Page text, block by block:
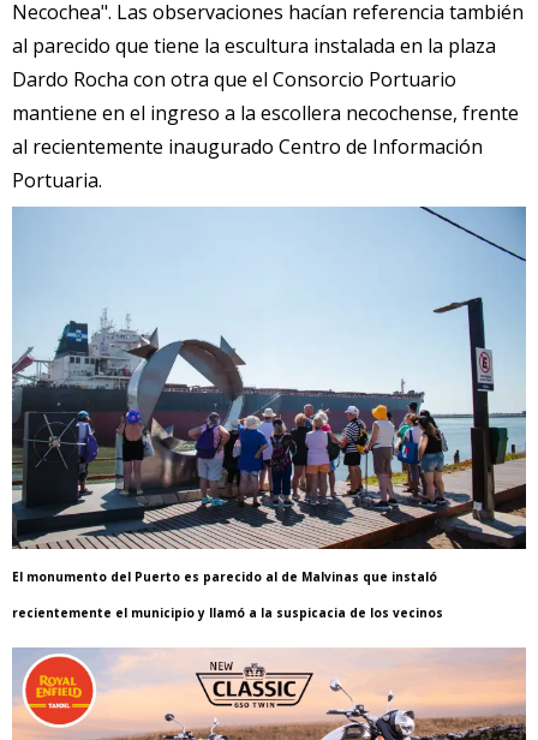
Necochea". Las observaciones hacían referencia también
al parecido que tiene la escultura instalada en la plaza
Dardo Rocha con otra que el Consorcio Portuario
mantiene en el ingreso a la escollera necochense, frente
al recientemente inaugurado Centro de Información
Portuaria.
El monumento del Puerto es parecido al de Malvinas que instaló
recientemente el municipio y llamó a la suspicacia de los vecinos